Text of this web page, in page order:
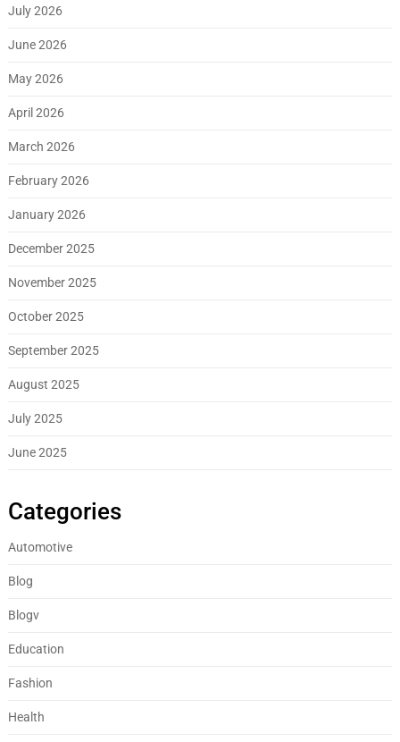
July 2026
June 2026
May 2026
April 2026
March 2026
February 2026
January 2026
December 2025
November 2025
October 2025
September 2025
August 2025
July 2025
June 2025
Categories
Automotive
Blog
Blogv
Education
Fashion
Health